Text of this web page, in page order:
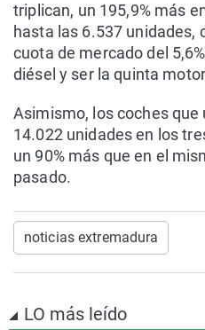
triplican, un 195,9% más
hasta las 6.537 unidades,
cuota de mercado del
diésel y ser la quinta
Asimismo, los coches
14.022 unidades en los
un 90% más que en el
pasado.
noticias extremadura
LO más leído